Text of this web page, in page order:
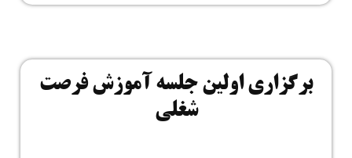
برگزاری اولین جلسه آموزش فرصت
شغلی